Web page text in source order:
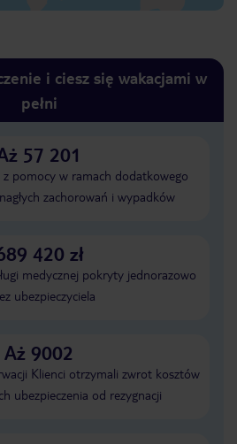
i ciesz się wakacjami w
pełni
57 201
z pomocy w ramach dodatkowego
zachorowań i wypadków
420 zł
medycznej pokryty jednorazowo
ubezpieczyciela
Aż 9002
Klienci otrzymali zwrot kosztów
ubezpieczenia od rezygnacji